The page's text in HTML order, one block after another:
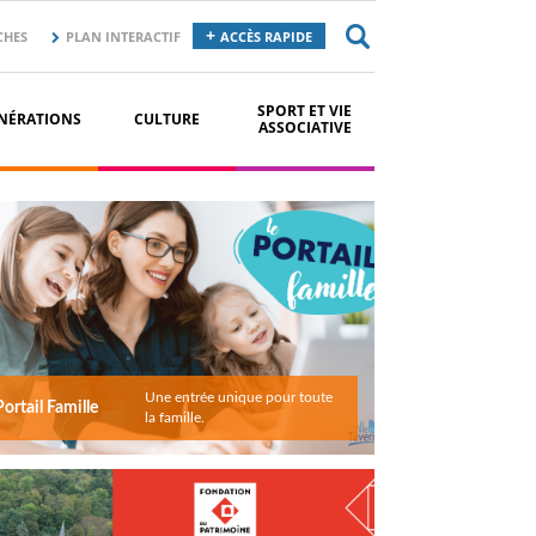
PLAN INTERACTIF ACCÈS RAPIDE
CULTURE
SPORT ET VIE
ASSOCIATIVE
AU
Famille
Une entrée unique pour toute
la famille.